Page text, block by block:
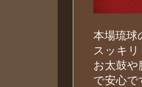
本場琉球
スッキ
お太鼓
で安心で